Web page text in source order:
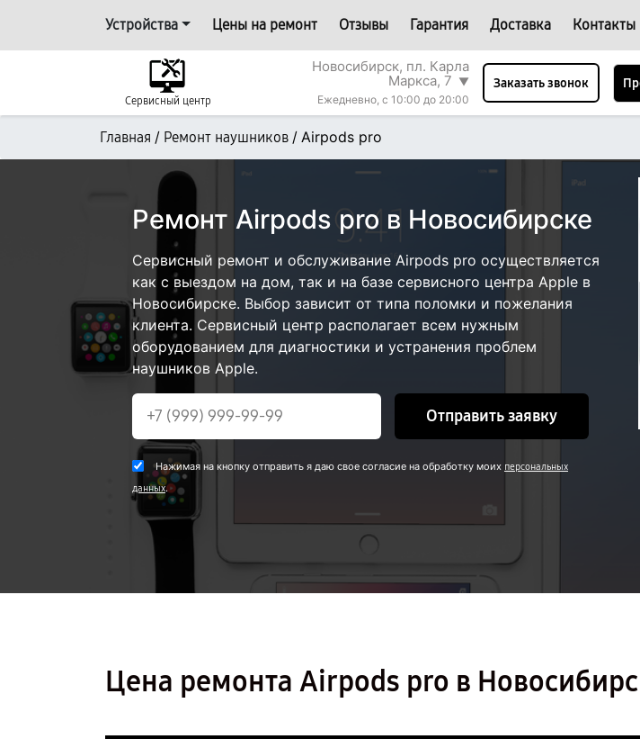
Устройства Цены на ремонт Отзывы Гарантия Доставка Контакты
Сервисный центр
Новосибирск, пл. Карла
Маркса, 7 ▼
Ежедневно, с 10:00 до 20:00
Заказать звонок
Главная / Ремонт наушников / Airpods pro
Ремонт Airpods pro в Новосибирске
Сервисный ремонт и обслуживание Airpods pro осуществляется
как с выездом на дом, так и на базе сервисного центра Apple в
Новосибирске. Выбор зависит от типа поломки и пожелания
клиента. Сервисный центр располагает всем нужным
оборудованием для диагностики и устранения проблем
наушников Apple.
Отправить заявку
Нажимая на кнопку отправить я даю свое согласие на обработку моих персональных
данных.
Цена ремонта Airpods pro в